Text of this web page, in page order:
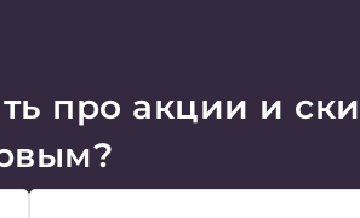
про акции и